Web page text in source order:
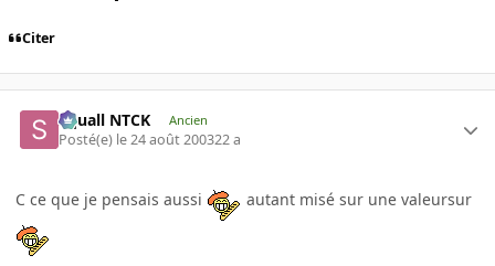
Citer
Squall NTCK Ancien
Posté(e) le 24 août 200322 a
C ce que je pensais aussi autant misé sur une valeursur